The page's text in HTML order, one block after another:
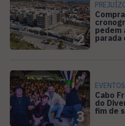
2
pedem
parada
3
EVENTOS
Cabo
do
fim de